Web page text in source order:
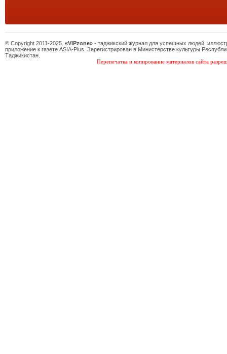
© Copyright 2011-2025. «VIPzone» - таджикский журнал для успешных людей,
приложение к газете ASIA-Plus. Зарегистрирован в Министерстве культуры
Таджикистан.
Перепечатка и копирование материалов сайта